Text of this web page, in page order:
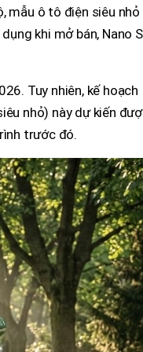
mẫu ô tô điện siêu nhỏ
khi mở bán, Nano
Tuy nhiên, kế hoạch
nhỏ) này dự kiến
trước đó.